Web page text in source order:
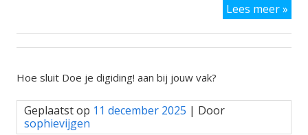
Lees meer »In
met
Hoe sluit Doe je digiding! aan bij jouw vak?
Geplaatst op 11 december 2025 | Door
sophievijgen